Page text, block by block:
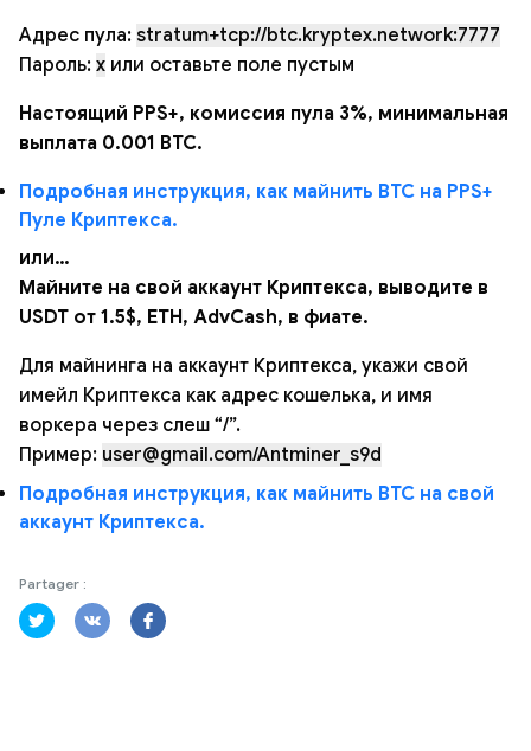
Адрес пула: stratum+tcp://btc.kryptex.network:7777
Пароль: x или оставьте поле пустым
Настоящий PPS+, комиссия пула 3%, минимальная
выплата 0.001 BTC.
Подробная инструкция, как майнить BTC на PPS+
Пуле Криптекса.
или…
Майните на свой аккаунт Криптекса, выводите в
USDT от 1.5$, ETH, AdvCash, в фиате.
Для майнинга на аккаунт Криптекса, укажи свой
имейл Криптекса как адрес кошелька, и имя
воркера через слеш “/”.
Пример: user@gmail.com/Antminer_s9d
Подробная инструкция, как майнить BTC на свой
аккаунт Криптекса.
Partager :